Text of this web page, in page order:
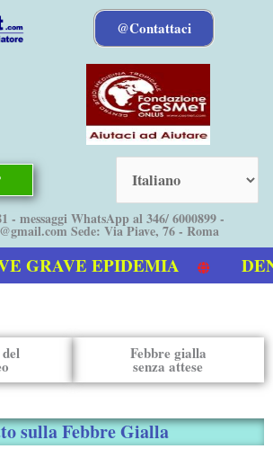
@Contattaci
- messaggi WhatsApp al 346/ 6000899 -
Sede: Via Piave, 76 - Roma
GRAVE EPIDEMIA
Febbre gialla
senza attese
sulla Febbre Gialla